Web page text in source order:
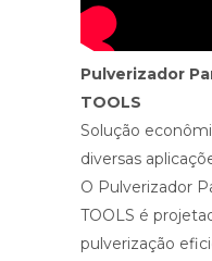
Pulverizador
TOOLS
Solução
diversas
O Pulverizador
TOOLS é
pulverização